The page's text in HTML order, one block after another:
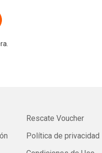
Rescate Voucher
Política de privacidad